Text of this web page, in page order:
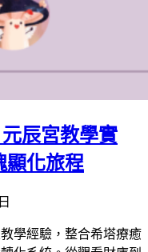
元辰宮教學實
顯化旅程
學經驗，整合希塔療癒